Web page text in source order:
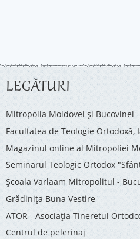
LEGĂTURI
Mitropolia Moldovei și Bucovinei
Facultatea de Teologie Ortodoxă,
Magazinul online al Mitropoliei
Seminarul Teologic Ortodox
Şcoala Varlaam Mitropolitul -
Grădinița Buna Vestire
ATOR - Asociaţia Tineretul
Centrul de pelerinaj